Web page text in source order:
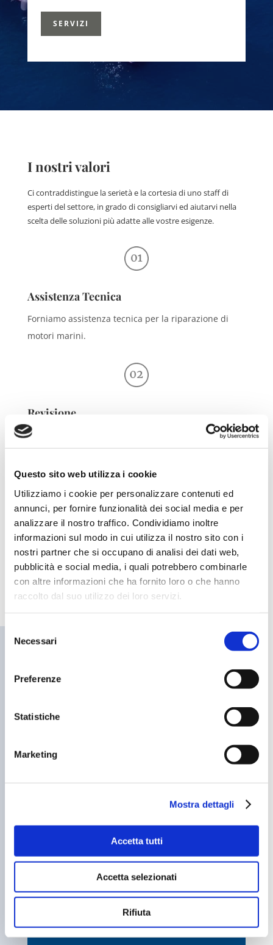
Questo sito web utilizza i cookie
Utilizziamo i cookie per personalizzare contenuti ed
annunci, per fornire funzionalità dei social media e per
analizzare il nostro traffico. Condividiamo inoltre
informazioni sul modo in cui utilizza il nostro sito con i
nostri partner che si occupano di analisi dei dati web,
pubblicità e social media, i quali potrebbero combinarle
con altre informazioni che ha fornito loro o che hanno
raccolto dal suo utilizzo dei loro servizi.
Selezione
delNecessari
Preferenze
Statistiche
Marketing
Mostra dettagli
Accetta tutti
Accetta selezionati
Rifiuta
SERVIZI
I nostri valori
Ci contraddistingue la serietà e la cortesia di uno staff di
esperti del settore, in grado di consigliarvi ed aiutarvi nella
scelta delle soluzioni più adatte alle vostre esigenze.
Assistenza Tecnica
Forniamo assistenza tecnica per la riparazione di
motori marini.
Revisione
Siamo a disposizione per la revisione dei motori per
le vostre imbarcazioni.
Tagliandi
Offriamo servizi di tagliando per gruppi elettrogeni
terresti.
Piccole Imbarcazioni